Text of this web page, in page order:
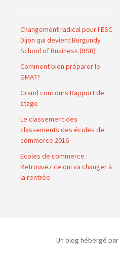
Changement radical pour l'ESC
Dijon qui devient Burgundy
School of Business (BSB)
Comment bien préparer le
GMAT?
Grand concours Rapport de
stage
Le classement des
classements des écoles de
commerce 2016
Ecoles de commerce :
Retrouvez ce qui va changer à
la rentrée
Un blog hébergé par